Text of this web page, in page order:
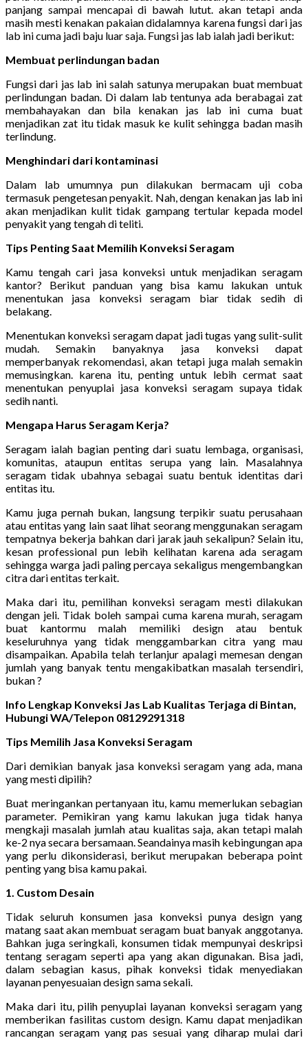
panjang sampai mencapai di bawah lutut. akan tetapi anda
masih mesti kenakan pakaian didalamnya karena fungsi dari jas
lab ini cuma jadi baju luar saja. Fungsi jas lab ialah jadi berikut:
Membuat perlindungan badan
Fungsi dari jas lab ini salah satunya merupakan buat membuat
perlindungan badan. Di dalam lab tentunya ada berabagai zat
membahayakan dan bila kenakan jas lab ini cuma buat
menjadikan zat itu tidak masuk ke kulit sehingga badan masih
terlindung.
Menghindari dari kontaminasi
Dalam lab umumnya pun dilakukan bermacam uji coba
termasuk pengetesan penyakit. Nah, dengan kenakan jas lab ini
akan menjadikan kulit tidak gampang tertular kepada model
penyakit yang tengah di teliti.
Tips Penting Saat Memilih Konveksi Seragam
Kamu tengah cari jasa konveksi untuk menjadikan seragam
kantor? Berikut panduan yang bisa kamu lakukan untuk
menentukan jasa konveksi seragam biar tidak sedih di
belakang.
Menentukan konveksi seragam dapat jadi tugas yang sulit-sulit
mudah. Semakin banyaknya jasa konveksi dapat
memperbanyak rekomendasi, akan tetapi juga malah semakin
memusingkan. karena itu, penting untuk lebih cermat saat
menentukan penyuplai jasa konveksi seragam supaya tidak
sedih nanti.
Mengapa Harus Seragam Kerja?
Seragam ialah bagian penting dari suatu lembaga, organisasi,
komunitas, ataupun entitas serupa yang lain. Masalahnya
seragam tidak ubahnya sebagai suatu bentuk identitas dari
entitas itu.
Kamu juga pernah bukan, langsung terpikir suatu perusahaan
atau entitas yang lain saat lihat seorang menggunakan seragam
tempatnya bekerja bahkan dari jarak jauh sekalipun? Selain itu,
kesan professional pun lebih kelihatan karena ada seragam
sehingga warga jadi paling percaya sekaligus mengembangkan
citra dari entitas terkait.
Maka dari itu, pemilihan konveksi seragam mesti dilakukan
dengan jeli. Tidak boleh sampai cuma karena murah, seragam
buat kantormu malah memiliki design atau bentuk
keseluruhnya yang tidak menggambarkan citra yang mau
disampaikan. Apabila telah terlanjur apalagi memesan dengan
jumlah yang banyak tentu mengakibatkan masalah tersendiri,
bukan ?
Info Lengkap Konveksi Jas Lab Kualitas Terjaga di Bintan,
Hubungi WA/Telepon 08129291318
Tips Memilih Jasa Konveksi Seragam
Dari demikian banyak jasa konveksi seragam yang ada, mana
yang mesti dipilih?
Buat meringankan pertanyaan itu, kamu memerlukan sebagian
parameter. Pemikiran yang kamu lakukan juga tidak hanya
mengkaji masalah jumlah atau kualitas saja, akan tetapi malah
ke-2 nya secara bersamaan. Seandainya masih kebingungan apa
yang perlu dikonsiderasi, berikut merupakan beberapa point
penting yang bisa kamu pakai.
1. Custom Desain
Tidak seluruh konsumen jasa konveksi punya design yang
matang saat akan membuat seragam buat banyak anggotanya.
Bahkan juga seringkali, konsumen tidak mempunyai deskripsi
tentang seragam seperti apa yang akan digunakan. Bisa jadi,
dalam sebagian kasus, pihak konveksi tidak menyediakan
layanan penyesuaian design sama sekali.
Maka dari itu, pilih penyuplai layanan konveksi seragam yang
memberikan fasilitas custom design. Kamu dapat menjadikan
rancangan seragam yang pas sesuai yang diharap mulai dari